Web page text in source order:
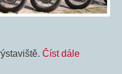
Číst dále